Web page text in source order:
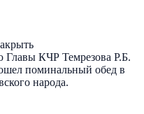
КЧР Темрезова Р.Б.
поминальный обед в
народа.